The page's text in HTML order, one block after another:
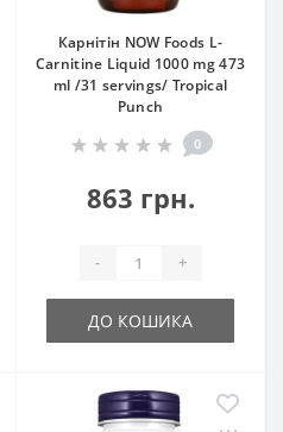
Карнітін NOW Foods L-
Carnitine Liquid 1000 mg 473
ml /31 servings/ Tropical
Punch
0
863 грн.
- +
ДО КОШИКА